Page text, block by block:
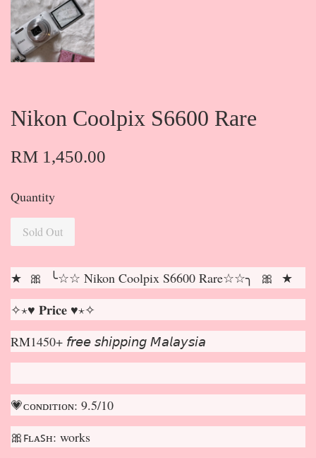
Nikon Coolpix S6600 Rare
RM 1,450.00
Quantity
Sold Out
★ 🎀 ╰☆☆ Nikon Coolpix S6600 Rare☆☆╮ 🎀 ★
✧⋆♥ 𝐏𝐫𝐢𝐜𝐞 ♥⋆✧
RM1450+ 𝘧𝘳𝘦𝘦 𝘴𝘩𝘪𝘱𝘱𝘪𝘯𝘨 𝘔𝘢𝘭𝘢𝘺𝘴𝘪𝘢
💗ᴄᴏɴᴅɪᴛɪᴏɴ: 9.5/10
🎀ꜰʟᴀꜱʜ: works